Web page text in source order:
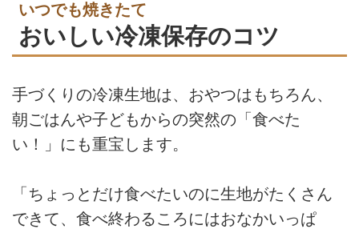
いつでも焼きたて
おいしい冷凍保存のコツ
手づくりの冷凍生地は、おやつはもちろん、
朝ごはんや子どもからの突然の「食べた
い！」にも重宝します。
「ちょっとだけ食べたいのに生地がたくさん
できて、食べ終わるころにはおなかいっぱ